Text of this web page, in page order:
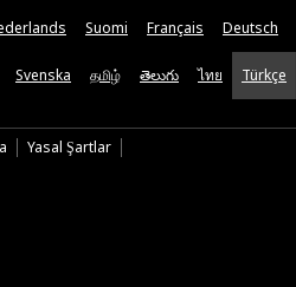
Suomi Français Deutsch
Svenska தமிழ் తెలుగు ไทย Türkçe
Yasal Şartlar